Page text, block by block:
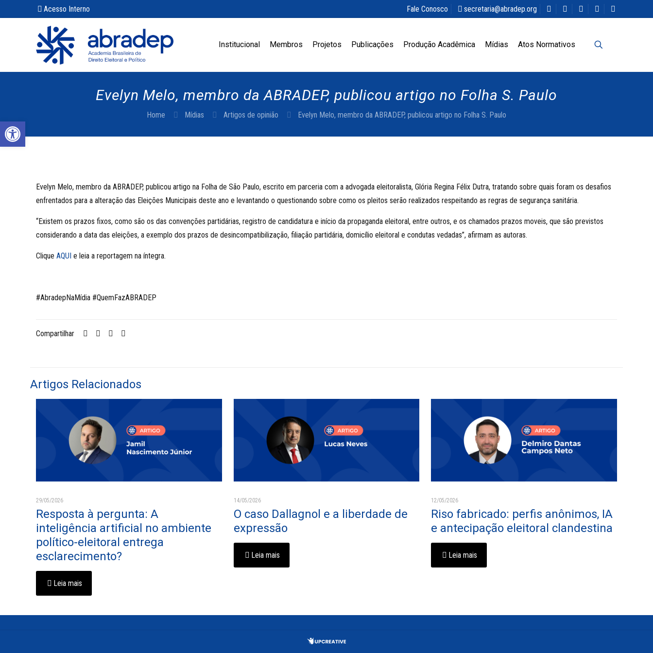
Acesso Interno Fale Conosco secretaria@abradep.org
Institucional Membros Projetos Publicações Produção Acadêmica Mídias Atos Normativos
Evelyn Melo, membro da ABRADEP, publicou artigo no Folha S. Paulo
Home Mídias Artigos de opinião Evelyn Melo, membro da ABRADEP, publicou artigo no Folha S. Paulo
Evelyn Melo, membro da ABRADEP, publicou artigo na Folha de São Paulo, escrito em parceria com a advogada eleitoralista, Glória Regina Félix Dutra, tratando sobre quais foram os desafios
enfrentados para a alteração das Eleições Municipais deste ano e levantando o questionando sobre como os pleitos serão realizados respeitando as regras de segurança sanitária.
“Existem os prazos fixos, como são os das convenções partidárias, registro de candidatura e início da propaganda eleitoral, entre outros, e os chamados prazos moveis, que são previstos
considerando a data das eleições, a exemplo dos prazos de desincompatibilização, filiação partidária, domicílio eleitoral e condutas vedadas”, afirmam as autoras.
CliqueAQUI e leia a reportagem na íntegra. ⠀
#AbradepNaMídia #QuemFazABRADEP
Compartilhar
Artigos Relacionados
29/05/2026
Resposta à pergunta: A
inteligência artificial no ambiente
político-eleitoral entrega
esclarecimento?
Leia mais
14/05/2026
O caso Dallagnol e a liberdade de
expressão
Leia mais
12/05/2026
Riso fabricado: perfis anônimos, IA
e antecipação eleitoral clandestina
Leia mais
Abrir a barra de ferramentas